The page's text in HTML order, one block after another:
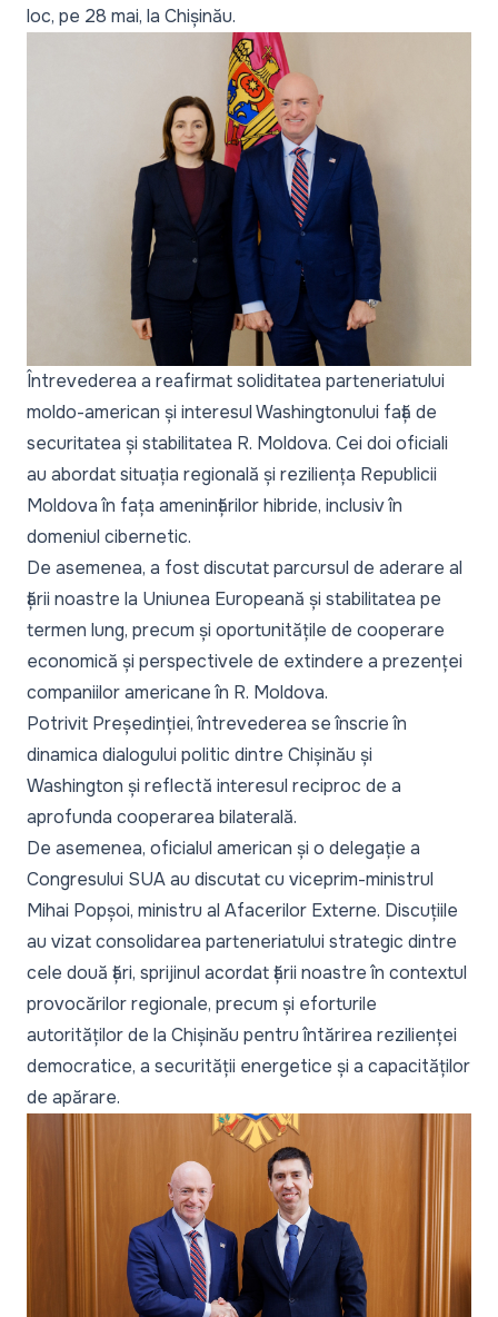
loc, pe 28 mai, la Chișinău.
Întrevederea a reafirmat soliditatea parteneriatului
moldo-american și interesul Washingtonului față de
securitatea și stabilitatea R. Moldova. Cei doi oficiali
au abordat situația regională și reziliența Republicii
Moldova în fața amenințărilor hibride, inclusiv în
domeniul cibernetic.
De asemenea, a fost discutat parcursul de aderare al
țării noastre la Uniunea Europeană și stabilitatea pe
termen lung, precum și oportunitățile de cooperare
economică și perspectivele de extindere a prezenței
companiilor americane în R. Moldova.
Potrivit Președinției, întrevederea se înscrie în
dinamica dialogului politic dintre Chișinău și
Washington și reflectă interesul reciproc de a
aprofunda cooperarea bilaterală.
De asemenea, oficialul american și o delegație a
Congresului SUA au discutat cu viceprim-ministrul
Mihai Popșoi, ministru al Afacerilor Externe. Discuțiile
au vizat consolidarea parteneriatului strategic dintre
cele două țări, sprijinul acordat țării noastre în contextul
provocărilor regionale, precum și eforturile
autorităților de la Chișinău pentru întărirea rezilienței
democratice, a securității energetice și a capacităților
de apărare.